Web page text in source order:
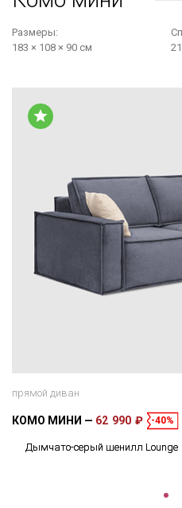
Размеры:
183 × 108 × 90 см
прямой диван
КОМО МИНИ 62 990 ₽ -40%
Дымчато-серый шенилл Lounge